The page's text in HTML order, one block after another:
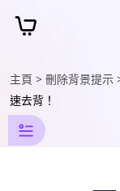
主頁 > 刪除背景提示
速去背！
圖
像
背
景
處
理
資
訊
圖